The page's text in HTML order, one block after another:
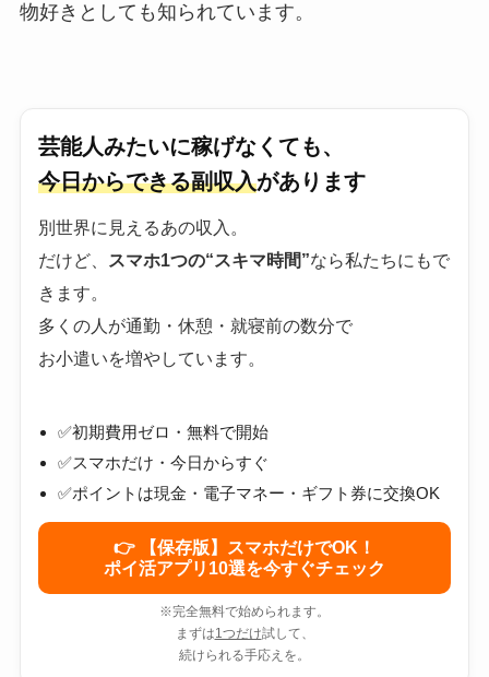
物好きとしても知られています。
芸能人みたいに稼げなくても、
今日からできる副収入があります
別世界に見えるあの収入。
だけど、
スマホ1つの“スキマ時間”なら私たちにもで
きます。
多くの人が通勤・休憩・就寝前の数分で
お小遣いを増やしています。
✅初期費用ゼロ・無料で開始
✅スマホだけ・今日からすぐ
✅ポイントは現金・電子マネー・ギフト券に交換OK
👉 【保存版】スマホだけでOK！
ポイ活アプリ10選を今すぐチェック
※完全無料で始められます。
まずは1つだけ試して、
続けられる手応えを。